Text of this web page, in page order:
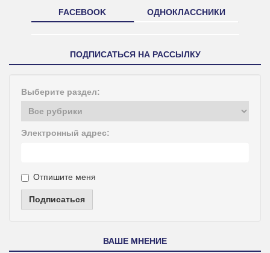
FACEBOOK ОДНОКЛАССНИКИ
ПОДПИСАТЬСЯ НА РАССЫЛКУ
Выберите раздел:
Электронный адрес:
Отпишите меня
Подписаться
ВАШЕ МНЕНИЕ